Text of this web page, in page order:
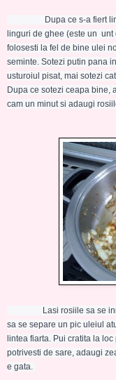
linguri de ghee (este un  unt
folosesti la fel de bine ulei
seminte. Sotezi putin pana
usturoiul pisat, mai sotezi
Dupa ce sotezi ceapa bine,
cam un minut si adaugi
sa se separe un pic uleiul
lintea fiarta. Pui cratita la
potrivesti de sare, adaugi
e gata.